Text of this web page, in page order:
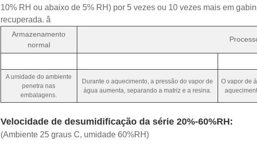
10% RH ou abaixo de 5% RH) por 5 vezes ou 10 vezes mais em
recuperada. â
Armazenamento
normal
A umidade do ambiente
penetra nas
embalagens.
Durante o aquecimento, a pressão do vapor de
água aumenta, separando a matriz e a resina.
O vapor de
Velocidade de desumidificação da série 20%-60%RH:
(Ambiente 25 graus C, umidade 60%RH)